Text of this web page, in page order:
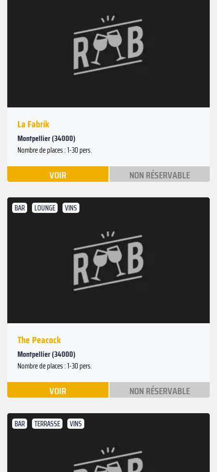
La Fabrik
Montpellier (34000)
Nombre de places : 1-30 pers.
VOIR NON RÉSERVABLE
BAR LOUNGE VINS
The Peacock
Montpellier (34000)
Nombre de places : 1-30 pers.
VOIR NON RÉSERVABLE
BAR TERRASSE VINS